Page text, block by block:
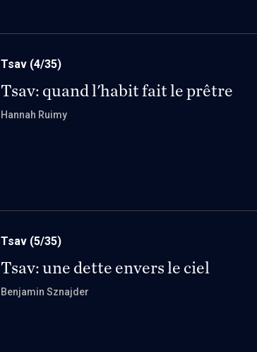
Tsav (4/35)
Tsav: quand l'habit fait le prêtre
Hannah Ruimy
Tsav (5/35)
Tsav: une dette envers le ciel
Benjamin Sznajder